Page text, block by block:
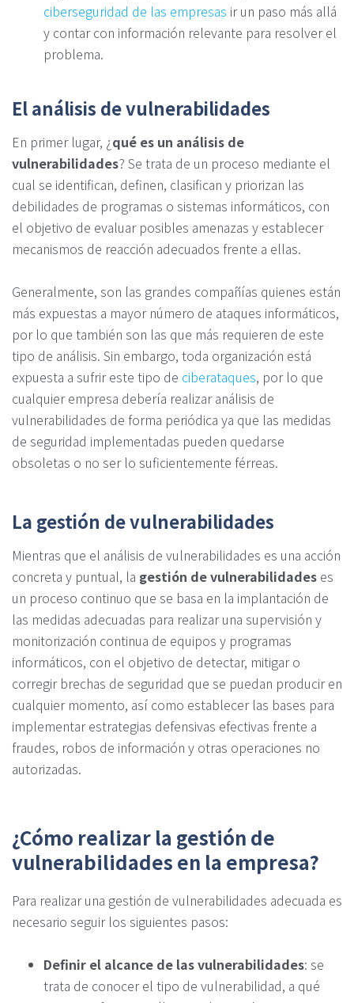
ciberseguridad de las empresas ir un paso más allá
y contar con información relevante para resolver el
problema.
El análisis de vulnerabilidades
En primer lugar, ¿qué es un análisis de
vulnerabilidades? Se trata de un proceso mediante el
cual se identifican, definen, clasifican y priorizan las
debilidades de programas o sistemas informáticos, con
el objetivo de evaluar posibles amenazas y establecer
mecanismos de reacción adecuados frente a ellas.
Generalmente, son las grandes compañías quienes están
más expuestas a mayor número de ataques informáticos,
por lo que también son las que más requieren de este
tipo de análisis. Sin embargo, toda organización está
expuesta a sufrir este tipo de ciberataques, por lo que
cualquier empresa debería realizar análisis de
vulnerabilidades de forma periódica ya que las medidas
de seguridad implementadas pueden quedarse
obsoletas o no ser lo suficientemente férreas.
La gestión de vulnerabilidades
Mientras que el análisis de vulnerabilidades es una acción
concreta y puntual, la gestión de vulnerabilidades es
un proceso continuo que se basa en la implantación de
las medidas adecuadas para realizar una supervisión y
monitorización continua de equipos y programas
informáticos, con el objetivo de detectar, mitigar o
corregir brechas de seguridad que se puedan producir en
cualquier momento, así como establecer las bases para
implementar estrategias defensivas efectivas frente a
fraudes, robos de información y otras operaciones no
autorizadas.
¿Cómo realizar la gestión de
vulnerabilidades en la empresa?
Para realizar una gestión de vulnerabilidades adecuada es
necesario seguir los siguientes pasos:
Definir el alcance de las vulnerabilidades: se
trata de conocer el tipo de vulnerabilidad, a qué